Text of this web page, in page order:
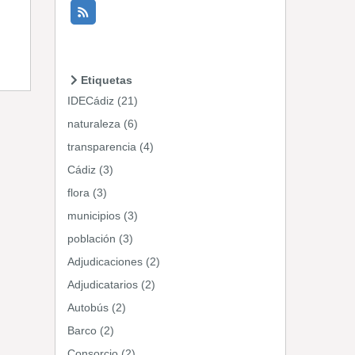
Etiquetas
IDECádiz (21)
naturaleza (6)
transparencia (4)
Cádiz (3)
flora (3)
municipios (3)
población (3)
Adjudicaciones (2)
Adjudicatarios (2)
Autobús (2)
Barco (2)